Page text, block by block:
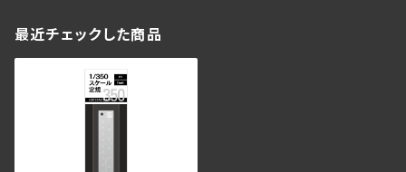
最近チェックした商品